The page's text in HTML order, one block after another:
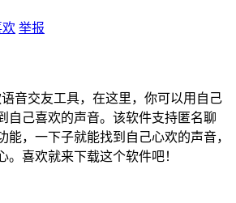
举报
音交友工具，在这里，你可以用自己
自己喜欢的声音。该软件支持匿名聊
能，一下子就能找到自己心欢的声音，
。喜欢就来下载这个软件吧！